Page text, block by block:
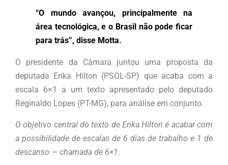
“O mundo avançou, principalmente na
área tecnológica, e o Brasil não pode ficar
para trás”, disse Motta.
O presidente da Câmara juntou uma proposta da
deputada Erika Hilton (PSOL-SP) que acaba com a
escala 6×1 a um texto apresentado pelo deputado
Reginaldo Lopes (PT-MG), para análise em conjunto.
O objetivo central do texto de Erika Hilton é acabar com
a possibilidade de escalas de 6 dias de trabalho e 1 de
descanso — chamada de 6×1.